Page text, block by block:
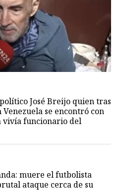
José Breijo quien tras
se encontró con
vivía funcionario del
muere el futbolista
ataque cerca de su